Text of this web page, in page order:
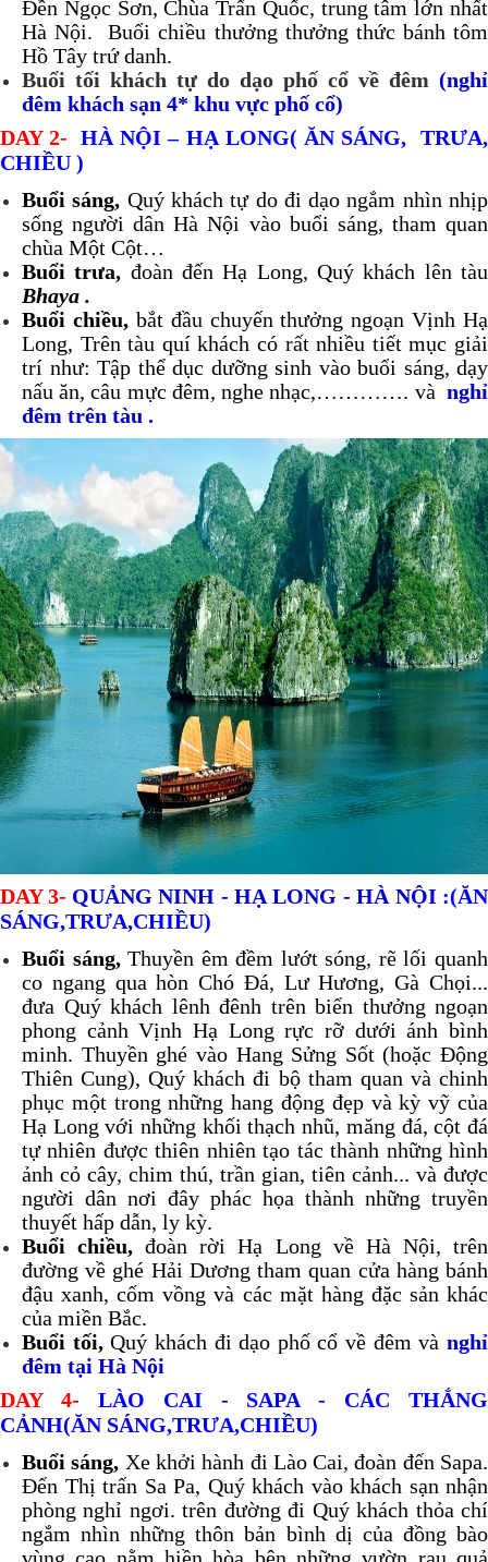
Đền Ngọc Sơn, Chùa Trấn Quốc, trung tâm lớn nhất
Hà Nội. Buổi chiều thưởng thưởng thức bánh tôm
Hồ Tây trứ danh.
Buổi tối khách tự do dạo phố cổ về đêm (nghỉ
đêm khách sạn 4* khu vực phố cổ)
DAY 2- HÀ NỘI – HẠ LONG( ĂN SÁNG, TRƯA,
CHIỀU )
Buổi sáng, Quý khách tự do đi dạo ngắm nhìn nhịp
sống người dân Hà Nội vào buổi sáng, tham quan
chùa Một Cột…
Buổi trưa, đoàn đến Hạ Long, Quý khách lên tàu
Bhaya .
Buổi chiều, bắt đầu chuyến thưởng ngoạn Vịnh Hạ
Long, Trên tàu quí khách có rất nhiều tiết mục giải
trí như: Tập thể dục dưỡng sinh vào buổi sáng, dạy
nấu ăn, câu mực đêm, nghe nhạc,…………. và nghỉ
đêm trên tàu .
DAY 3- QUẢNG NINH - HẠ LONG - HÀ NỘI :(ĂN
SÁNG,TRƯA,CHIỀU)
Buổi sáng,Thuyền êm đềm lướt sóng, rẽ lối quanh
co ngang qua hòn Chó Đá, Lư Hương, Gà Chọi...
đưa Quý khách lênh đênh trên biển thưởng ngoạn
phong cảnh Vịnh Hạ Long rực rỡ dưới ánh bình
minh. Thuyền ghé vào Hang Sửng Sốt (hoặc Động
Thiên Cung), Quý khách đi bộ tham quan và chinh
phục một trong những hang động đẹp và kỳ vỹ của
Hạ Long với những khối thạch nhũ, măng đá, cột đá
tự nhiên được thiên nhiên tạo tác thành những hình
ảnh cỏ cây, chim thú, trần gian, tiên cảnh... và được
người dân nơi đây phác họa thành những truyền
thuyết hấp dẫn, ly kỳ.
Buổi chiều, đoàn rời Hạ Long về Hà Nội, trên
đường về ghé Hải Dương tham quan cửa hàng bánh
đậu xanh, cốm vồng và các mặt hàng đặc sản khác
của miền Bắc.
Buổi tối,Quý khách đi dạo phố cổ về đêm vànghỉ
đêm tại Hà Nội
DAY 4- LÀO CAI - SAPA - CÁC THẮNG
CẢNH(ĂN SÁNG,TRƯA,CHIỀU)
Buổi sáng, Xe khởi hành đi Lào Cai, đoàn đến Sapa.
Đến Thị trấn Sa Pa, Quý khách vào khách sạn nhận
phòng nghỉ ngơi. trên đường đi Quý khách thỏa chí
ngắm nhìn những thôn bản bình dị của đồng bào